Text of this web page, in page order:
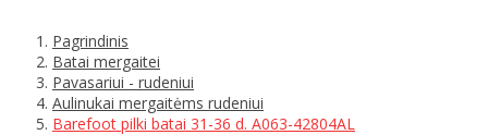
Pagrindinis
Batai mergaitei
Pavasariui - rudeniui
Aulinukai mergaitėms rudeniui
Barefoot pilki batai 31-36 d. A063-42804AL